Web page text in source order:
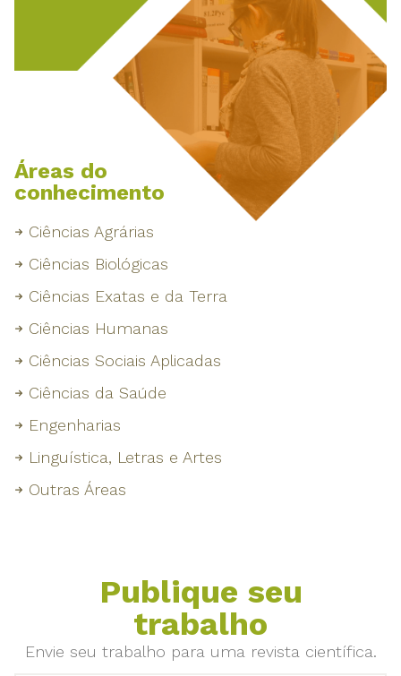
Áreas do
conhecimento
Ciências Agrárias
Ciências Biológicas
Ciências Exatas e da Terra
Ciências Humanas
Ciências Sociais Aplicadas
Ciências da Saúde
Engenharias
Linguística, Letras e Artes
Outras Áreas
Publique seu
trabalho
Envie seu trabalho para uma revista científica.